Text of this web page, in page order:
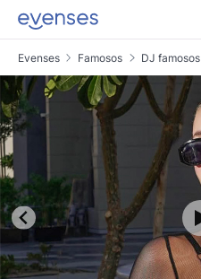
Evenses Famosos DJ famosos